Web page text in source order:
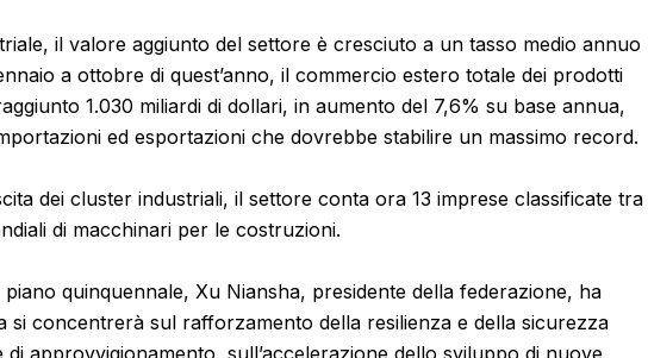
il valore aggiunto del settore è cresciuto a un tasso medio annuo
a ottobre di quest’anno, il commercio estero totale dei prodotti
1.030 miliardi di dollari, in aumento del 7,6% su base annua,
ed esportazioni che dovrebbe stabilire un massimo record.
dei cluster industriali, il settore conta ora 13 imprese classificate tra
di macchinari per le costruzioni.
quinquennale, Xu Niansha, presidente della federazione, ha
si concentrerà sul rafforzamento della resilienza e della sicurezza
di approvvigionamento, sull’accelerazione dello sviluppo di nuove